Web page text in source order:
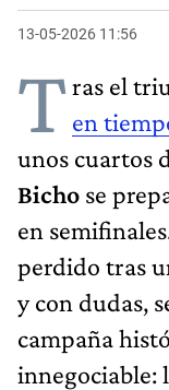
13-05-2026 11:56
Tras el
en
unos cuartos
Bicho se
en
perdido tras
y con dudas,
campaña
innegociable: